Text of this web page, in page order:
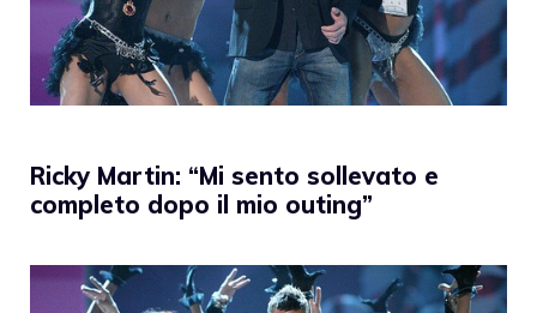
Ricky Martin: “Mi sento sollevato e
completo dopo il mio outing”